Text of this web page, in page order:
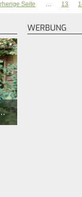
Seite … 13
WERBUNG